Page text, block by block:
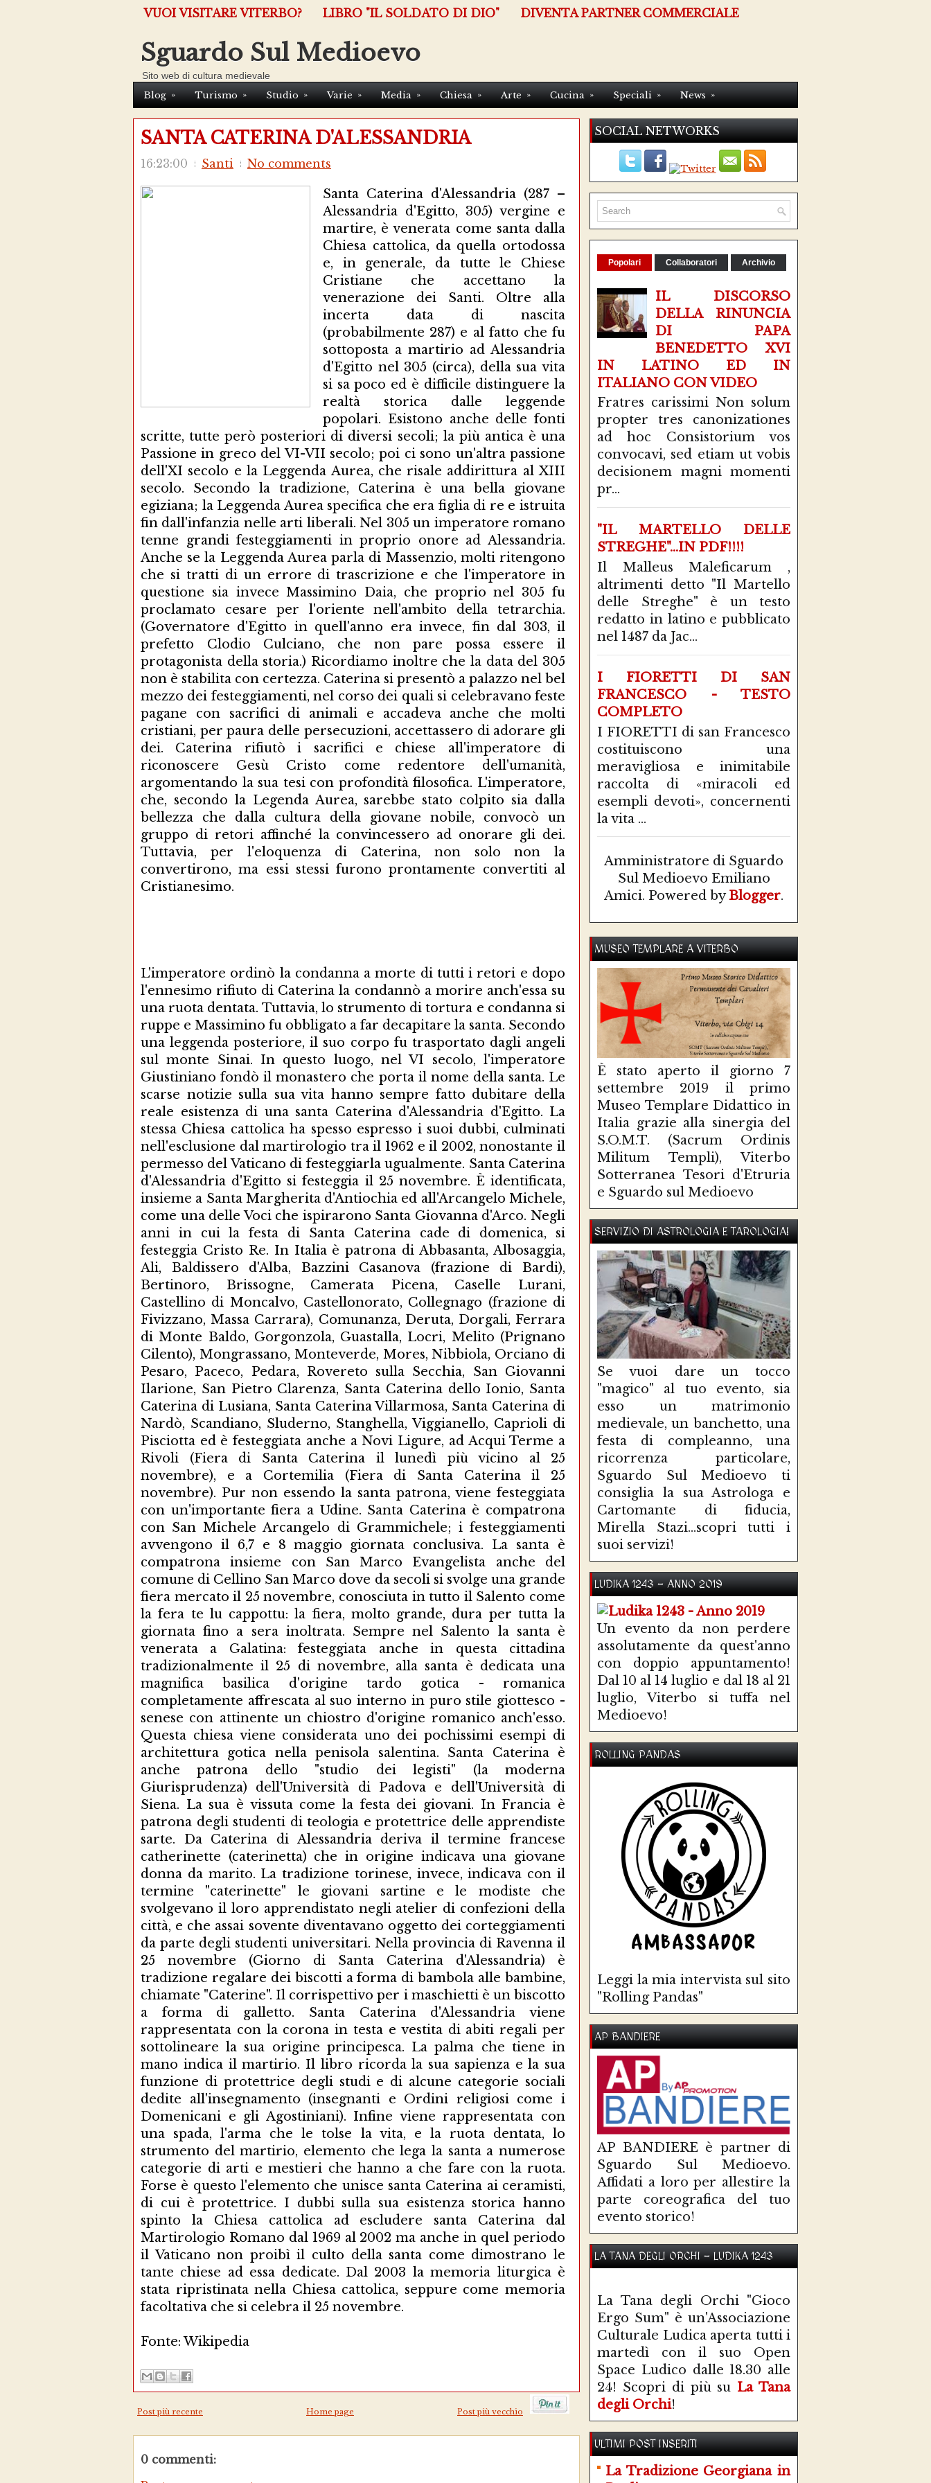
VUOI VISITARE VITERBO? LIBRO "IL SOLDATO DI DIO" DIVENTA PARTNER COMMERCIALE
Sguardo Sul Medioevo
Sito web di cultura medievale
Blog » Turismo » Studio » Varie » Media » Chiesa » Arte » Cucina » Speciali » News »
SANTA CATERINA D'ALESSANDRIA
16:23:00 Santi No comments
Santa Caterina d'Alessandria (287 –
Alessandria d'Egitto, 305) vergine e
martire, è venerata come santa dalla
Chiesa cattolica, da quella ortodossa
e, in generale, da tutte le Chiese
Cristiane che accettano la
venerazione dei Santi. Oltre alla
incerta data di nascita
(probabilmente 287) e al fatto che fu
sottoposta a martirio ad Alessandria
d'Egitto nel 305 (circa), della sua vita
si sa poco ed è difficile distinguere la
realtà storica dalle leggende
popolari. Esistono anche delle fonti
scritte, tutte però posteriori di diversi secoli; la più antica è una
Passione in greco del VI-VII secolo; poi ci sono un'altra passione
dell'XI secolo e la Leggenda Aurea, che risale addirittura al XIII
secolo. Secondo la tradizione, Caterina è una bella giovane
egiziana; la Leggenda Aurea specifica che era figlia di re e istruita
fin dall'infanzia nelle arti liberali. Nel 305 un imperatore romano
tenne grandi festeggiamenti in proprio onore ad Alessandria.
Anche se la Leggenda Aurea parla di Massenzio, molti ritengono
che si tratti di un errore di trascrizione e che l'imperatore in
questione sia invece Massimino Daia, che proprio nel 305 fu
proclamato cesare per l'oriente nell'ambito della tetrarchia.
(Governatore d'Egitto in quell'anno era invece, fin dal 303, il
prefetto Clodio Culciano, che non pare possa essere il
protagonista della storia.) Ricordiamo inoltre che la data del 305
non è stabilita con certezza. Caterina si presentò a palazzo nel bel
mezzo dei festeggiamenti, nel corso dei quali si celebravano feste
pagane con sacrifici di animali e accadeva anche che molti
cristiani, per paura delle persecuzioni, accettassero di adorare gli
dei. Caterina rifiutò i sacrifici e chiese all'imperatore di
riconoscere Gesù Cristo come redentore dell'umanità,
argomentando la sua tesi con profondità filosofica. L'imperatore,
che, secondo la Legenda Aurea, sarebbe stato colpito sia dalla
bellezza che dalla cultura della giovane nobile, convocò un
gruppo di retori affinché la convincessero ad onorare gli dei.
Tuttavia, per l'eloquenza di Caterina, non solo non la
convertirono, ma essi stessi furono prontamente convertiti al
Cristianesimo.
L'imperatore ordinò la condanna a morte di tutti i retori e dopo
l'ennesimo rifiuto di Caterina la condannò a morire anch'essa su
una ruota dentata. Tuttavia, lo strumento di tortura e condanna si
ruppe e Massimino fu obbligato a far decapitare la santa. Secondo
una leggenda posteriore, il suo corpo fu trasportato dagli angeli
sul monte Sinai. In questo luogo, nel VI secolo, l'imperatore
Giustiniano fondò il monastero che porta il nome della santa. Le
scarse notizie sulla sua vita hanno sempre fatto dubitare della
reale esistenza di una santa Caterina d'Alessandria d'Egitto. La
stessa Chiesa cattolica ha spesso espresso i suoi dubbi, culminati
nell'esclusione dal martirologio tra il 1962 e il 2002, nonostante il
permesso del Vaticano di festeggiarla ugualmente. Santa Caterina
d'Alessandria d'Egitto si festeggia il 25 novembre. È identificata,
insieme a Santa Margherita d'Antiochia ed all'Arcangelo Michele,
come una delle Voci che ispirarono Santa Giovanna d'Arco. Negli
anni in cui la festa di Santa Caterina cade di domenica, si
festeggia Cristo Re. In Italia è patrona di Abbasanta, Albosaggia,
Ali, Baldissero d'Alba, Bazzini Casanova (frazione di Bardi),
Bertinoro, Brissogne, Camerata Picena, Caselle Lurani,
Castellino di Moncalvo, Castellonorato, Collegnago (frazione di
Fivizzano, Massa Carrara), Comunanza, Deruta, Dorgali, Ferrara
di Monte Baldo, Gorgonzola, Guastalla, Locri, Melito (Prignano
Cilento), Mongrassano, Monteverde, Mores, Nibbiola, Orciano di
Pesaro, Paceco, Pedara, Rovereto sulla Secchia, San Giovanni
Ilarione, San Pietro Clarenza, Santa Caterina dello Ionio, Santa
Caterina di Lusiana, Santa Caterina Villarmosa, Santa Caterina di
Nardò, Scandiano, Sluderno, Stanghella, Viggianello, Caprioli di
Pisciotta ed è festeggiata anche a Novi Ligure, ad Acqui Terme a
Rivoli (Fiera di Santa Caterina il lunedì più vicino al 25
novembre), e a Cortemilia (Fiera di Santa Caterina il 25
novembre). Pur non essendo la santa patrona, viene festeggiata
con un'importante fiera a Udine. Santa Caterina è compatrona
con San Michele Arcangelo di Grammichele; i festeggiamenti
avvengono il 6,7 e 8 maggio giornata conclusiva. La santa è
compatrona insieme con San Marco Evangelista anche del
comune di Cellino San Marco dove da secoli si svolge una grande
fiera mercato il 25 novembre, conosciuta in tutto il Salento come
la fera te lu cappottu: la fiera, molto grande, dura per tutta la
giornata fino a sera inoltrata. Sempre nel Salento la santa è
venerata a Galatina: festeggiata anche in questa cittadina
tradizionalmente il 25 di novembre, alla santa è dedicata una
magnifica basilica d'origine tardo gotica - romanica
completamente affrescata al suo interno in puro stile giottesco -
senese con attinente un chiostro d'origine romanico anch'esso.
Questa chiesa viene considerata uno dei pochissimi esempi di
architettura gotica nella penisola salentina. Santa Caterina è
anche patrona dello "studio dei legisti" (la moderna
Giurisprudenza) dell'Università di Padova e dell'Università di
Siena. La sua è vissuta come la festa dei giovani. In Francia è
patrona degli studenti di teologia e protettrice delle apprendiste
sarte. Da Caterina di Alessandria deriva il termine francese
catherinette (caterinetta) che in origine indicava una giovane
donna da marito. La tradizione torinese, invece, indicava con il
termine "caterinette" le giovani sartine e le modiste che
svolgevano il loro apprendistato negli atelier di confezioni della
città, e che assai sovente diventavano oggetto dei corteggiamenti
da parte degli studenti universitari. Nella provincia di Ravenna il
25 novembre (Giorno di Santa Caterina d'Alessandria) è
tradizione regalare dei biscotti a forma di bambola alle bambine,
chiamate "Caterine". Il corrispettivo per i maschietti è un biscotto
a forma di galletto. Santa Caterina d'Alessandria viene
rappresentata con la corona in testa e vestita di abiti regali per
sottolineare la sua origine principesca. La palma che tiene in
mano indica il martirio. Il libro ricorda la sua sapienza e la sua
funzione di protettrice degli studi e di alcune categorie sociali
dedite all'insegnamento (insegnanti e Ordini religiosi come i
Domenicani e gli Agostiniani). Infine viene rappresentata con
una spada, l'arma che le tolse la vita, e la ruota dentata, lo
strumento del martirio, elemento che lega la santa a numerose
categorie di arti e mestieri che hanno a che fare con la ruota.
Forse è questo l'elemento che unisce santa Caterina ai ceramisti,
di cui è protettrice. I dubbi sulla sua esistenza storica hanno
spinto la Chiesa cattolica ad escludere santa Caterina dal
Martirologio Romano dal 1969 al 2002 ma anche in quel periodo
il Vaticano non proibì il culto della santa come dimostrano le
tante chiese ad essa dedicate. Dal 2003 la memoria liturgica è
stata ripristinata nella Chiesa cattolica, seppure come memoria
facoltativa che si celebra il 25 novembre.
Fonte: Wikipedia
Post più recente Post più vecchio
Home page
0 commenti:
SOCIAL NETWORKS
Popolari Collaboratori Archivio
IL DISCORSO
DELLA RINUNCIA
DI PAPA
BENEDETTO XVI
IN LATINO ED IN
ITALIANO CON VIDEO
Fratres carissimi Non solum
propter tres canonizationes
ad hoc Consistorium vos
convocavi, sed etiam ut vobis
decisionem magni momenti
pr...
"IL MARTELLO DELLE
STREGHE"...IN PDF!!!!
Il Malleus Maleficarum ,
altrimenti detto "Il Martello
delle Streghe" è un testo
redatto in latino e pubblicato
nel 1487 da Jac...
I FIORETTI DI SAN
FRANCESCO - TESTO
COMPLETO
I FIORETTI di san Francesco
costituiscono una
meravigliosa e inimitabile
raccolta di «miracoli ed
esempli devoti», concernenti
la vita ...
Amministratore di Sguardo
Sul Medioevo Emiliano
Amici. Powered byBlogger.
MUSEO TEMPLARE A VITERBO
È stato aperto il giorno 7
settembre 2019 il primo
Museo Templare Didattico in
Italia grazie alla sinergia del
S.O.M.T. (Sacrum Ordinis
Militum Templi), Viterbo
Sotterranea Tesori d'Etruria
e Sguardo sul Medioevo
SERVIZIO DI ASTROLOGIA E TAROLOGIA!
Se vuoi dare un tocco
"magico" al tuo evento, sia
esso un matrimonio
medievale, un banchetto, una
festa di compleanno, una
ricorrenza particolare,
Sguardo Sul Medioevo ti
consiglia la sua Astrologa e
Cartomante di fiducia,
Mirella Stazi...scopri tutti i
suoi servizi!
LUDIKA 1243 - ANNO 2019
Un evento da non perdere
assolutamente da quest'anno
con doppio appuntamento!
Dal 10 al 14 luglio e dal 18 al 21
luglio, Viterbo si tuffa nel
Medioevo!
ROLLING PANDAS
Leggi la mia intervista sul sito
"Rolling Pandas"
AP BANDIERE
AP BANDIERE è partner di
Sguardo Sul Medioevo.
Affidati a loro per allestire la
parte coreografica del tuo
evento storico!
LA TANA DEGLI ORCHI - LUDIKA 1243
La Tana degli Orchi "Gioco
Ergo Sum" è un'Associazione
Culturale Ludica aperta tutti i
martedì con il suo Open
Space Ludico dalle 18.30 alle
24! Scopri di più su La Tana
degli Orchi!
ULTIMI POST INSERITI
La Tradizione Georgiana in